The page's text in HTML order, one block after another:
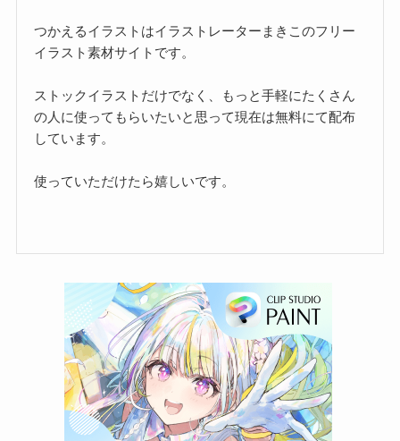
つかえるイラストはイラストレーターまきこのフリー
イラスト素材サイトです。
ストックイラストだけでなく、もっと手軽にたくさん
の人に使ってもらいたいと思って現在は無料にて配布
しています。
使っていただけたら嬉しいです。